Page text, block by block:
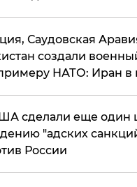
Саудовская
создали
НАТО: Иран в
сделали еще один
"адских
России